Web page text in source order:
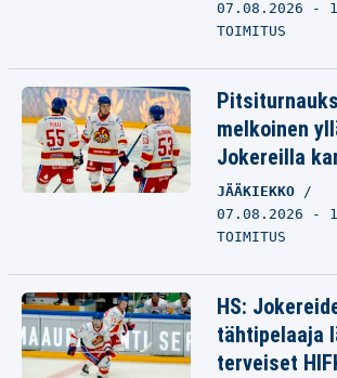
07.08.2026 -
TOIMITUS
melkoinen
Jokereilla
JÄÄKIEKKO
07.08.2026 -
TOIMITUS
HS:
tähtipelaaja
terveiset